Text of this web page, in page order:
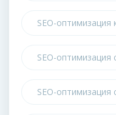
SEO-оптимизация
SEO-оптимизация
SEO-оптимизация